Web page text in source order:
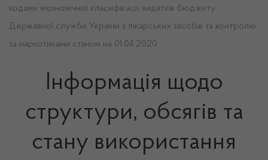
кодами економічної класифікації видатків бюджету
Державної служби України з лікарських засобів та контролю
за наркотиками станом на 01.04.2020
Інформація щодо
структури, обсягів та
стану використання